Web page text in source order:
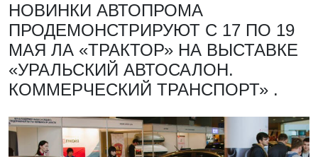
НОВИНКИ АВТОПРОМА
ПРОДЕМОНСТРИРУЮТ С 17 ПО 19
МАЯ ЛА «ТРАКТОР» НА ВЫСТАВКЕ
«УРАЛЬСКИЙ АВТОСАЛОН.
КОММЕРЧЕСКИЙ ТРАНСПОРТ» .